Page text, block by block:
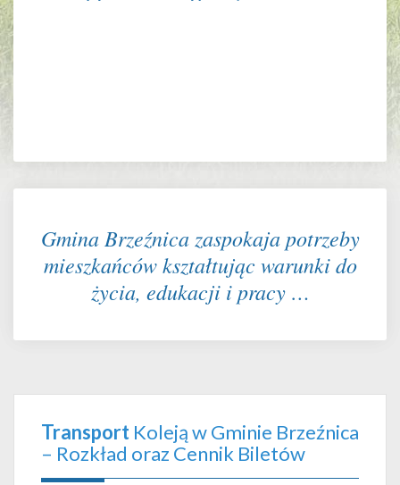
Gmina Brzeźnica zaspokaja potrzeby
mieszkańców kształtując warunki do
życia, edukacji i pracy …
Transport Koleją w Gminie Brzeźnica
– Rozkład oraz Cennik Biletów